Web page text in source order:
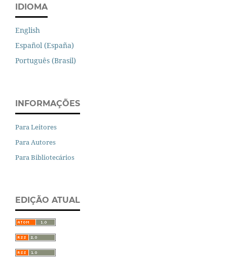
IDIOMA
English
Español (España)
Português (Brasil)
INFORMAÇÕES
Para Leitores
Para Autores
Para Bibliotecários
EDIÇÃO ATUAL